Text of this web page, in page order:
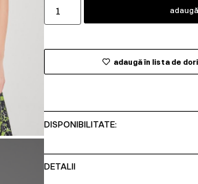
adaugă în lista de
DISPONIBILITATE:
DETALII